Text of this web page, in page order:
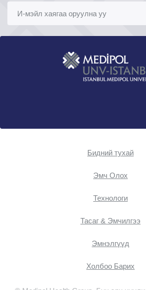
Бидний тухай
Эмч Oлох
Технологи
Тасаг & Эмчилгээ
Эмнэлгүүд
Холбоо Барих